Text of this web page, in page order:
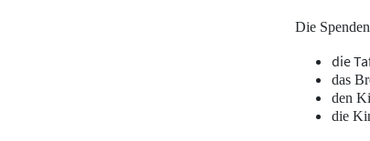
Die
die
das
den
die